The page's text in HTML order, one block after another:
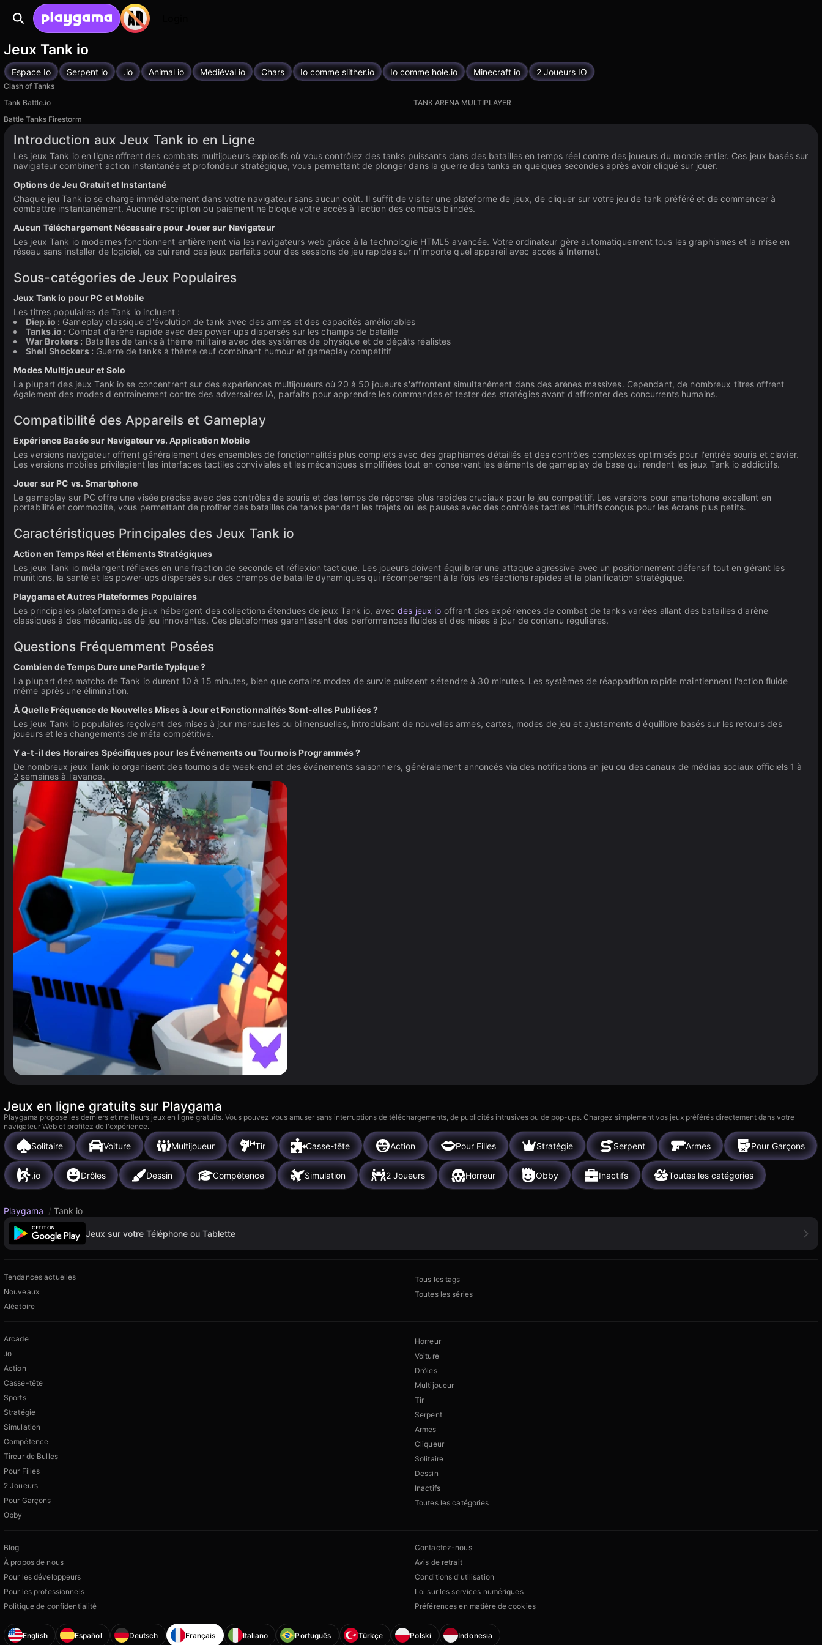
Jeux Tank io
Espace Io Serpent io .io Animal io Médiéval io Chars Io comme slither.io Io comme hole.io Minecraft io 2 Joueurs IO
Clash of Tanks
Tank Battle.io
TANK ARENA MULTIPLAYER
Battle Tanks Firestorm
Introduction aux Jeux Tank io en Ligne
Les jeux Tank io en ligne offrent des combats multijoueurs explosifs où vous contrôlez des tanks puissants dans des batailles en temps réel contre des joueurs du monde entier. Ces jeux basés sur
navigateur combinent action instantanée et profondeur stratégique, vous permettant de plonger dans la guerre des tanks en quelques secondes après avoir cliqué sur jouer.
Options de Jeu Gratuit et Instantané
Chaque jeu Tank io se charge immédiatement dans votre navigateur sans aucun coût. Il suffit de visiter une plateforme de jeux, de cliquer sur votre jeu de tank préféré et de commencer à
combattre instantanément. Aucune inscription ou paiement ne bloque votre accès à l'action des combats blindés.
Aucun Téléchargement Nécessaire pour Jouer sur Navigateur
Les jeux Tank io modernes fonctionnent entièrement via les navigateurs web grâce à la technologie HTML5 avancée. Votre ordinateur gère automatiquement tous les graphismes et la mise en
réseau sans installer de logiciel, ce qui rend ces jeux parfaits pour des sessions de jeu rapides sur n'importe quel appareil avec accès à Internet.
Sous-catégories de Jeux Populaires
Jeux Tank io pour PC et Mobile
Les titres populaires de Tank io incluent :
Diep.io : Gameplay classique d'évolution de tank avec des armes et des capacités améliorables
Tanks.io : Combat d'arène rapide avec des power-ups dispersés sur les champs de bataille
War Brokers : Batailles de tanks à thème militaire avec des systèmes de physique et de dégâts réalistes
Shell Shockers : Guerre de tanks à thème œuf combinant humour et gameplay compétitif
Modes Multijoueur et Solo
La plupart des jeux Tank io se concentrent sur des expériences multijoueurs où 20 à 50 joueurs s'affrontent simultanément dans des arènes massives. Cependant, de nombreux titres offrent
également des modes d'entraînement contre des adversaires IA, parfaits pour apprendre les commandes et tester des stratégies avant d'affronter des concurrents humains.
Compatibilité des Appareils et Gameplay
Expérience Basée sur Navigateur vs. Application Mobile
Les versions navigateur offrent généralement des ensembles de fonctionnalités plus complets avec des graphismes détaillés et des contrôles complexes optimisés pour l'entrée souris et clavier.
Les versions mobiles privilégient les interfaces tactiles conviviales et les mécaniques simplifiées tout en conservant les éléments de gameplay de base qui rendent les jeux Tank io addictifs.
Jouer sur PC vs. Smartphone
Le gameplay sur PC offre une visée précise avec des contrôles de souris et des temps de réponse plus rapides cruciaux pour le jeu compétitif. Les versions pour smartphone excellent en
portabilité et commodité, vous permettant de profiter des batailles de tanks pendant les trajets ou les pauses avec des contrôles tactiles intuitifs conçus pour les écrans plus petits.
Caractéristiques Principales des Jeux Tank io
Action en Temps Réel et Éléments Stratégiques
Les jeux Tank io mélangent réflexes en une fraction de seconde et réflexion tactique. Les joueurs doivent équilibrer une attaque agressive avec un positionnement défensif tout en gérant les
munitions, la santé et les power-ups dispersés sur des champs de bataille dynamiques qui récompensent à la fois les réactions rapides et la planification stratégique.
Playgama et Autres Plateformes Populaires
Les principales plateformes de jeux hébergent des collections étendues de jeux Tank io, avecdes jeux io offrant des expériences de combat de tanks variées allant des batailles d'arène
classiques à des mécaniques de jeu innovantes. Ces plateformes garantissent des performances fluides et des mises à jour de contenu régulières.
Questions Fréquemment Posées
Combien de Temps Dure une Partie Typique ?
La plupart des matchs de Tank io durent 10 à 15 minutes, bien que certains modes de survie puissent s'étendre à 30 minutes. Les systèmes de réapparition rapide maintiennent l'action fluide
même après une élimination.
À Quelle Fréquence de Nouvelles Mises à Jour et Fonctionnalités Sont-elles Publiées ?
Les jeux Tank io populaires reçoivent des mises à jour mensuelles ou bimensuelles, introduisant de nouvelles armes, cartes, modes de jeu et ajustements d'équilibre basés sur les retours des
joueurs et les changements de méta compétitive.
Y a-t-il des Horaires Spécifiques pour les Événements ou Tournois Programmés ?
De nombreux jeux Tank io organisent des tournois de week-end et des événements saisonniers, généralement annoncés via des notifications en jeu ou des canaux de médias sociaux officiels 1 à
2 semaines à l'avance.
Jeux en ligne gratuits sur Playgama
Playgama propose les derniers et meilleurs jeux en ligne gratuits. Vous pouvez vous amuser sans interruptions de téléchargements, de publicités intrusives ou de pop-ups. Chargez simplement vos jeux préférés directement dans votre
navigateur Web et profitez de l'expérience.
Solitaire Voiture Multijoueur Tir Casse-tête Action Pour Filles Stratégie Serpent Armes Pour Garçons
.io Drôles Dessin Compétence Simulation 2 Joueurs Horreur Obby Inactifs Toutes les catégories
Playgama / Tank io
Jeux sur votre Téléphone ou Tablette
Tendances actuelles
Nouveaux
Aléatoire
Tous les tags
Toutes les séries
Arcade
.io
Action
Casse-tête
Sports
Stratégie
Simulation
Compétence
Tireur de Bulles
Pour Filles
2 Joueurs
Pour Garçons
Obby
Horreur
Voiture
Drôles
Multijoueur
Tir
Serpent
Armes
Cliqueur
Solitaire
Dessin
Inactifs
Toutes les catégories
Blog
À propos de nous
Pour les développeurs
Pour les professionnels
Politique de confidentialité
Contactez-nous
Avis de retrait
Conditions d'utilisation
Loi sur les services numériques
Préférences en matière de cookies
English Español Deutsch Français Italiano Português Türkçe Polski Indonesia